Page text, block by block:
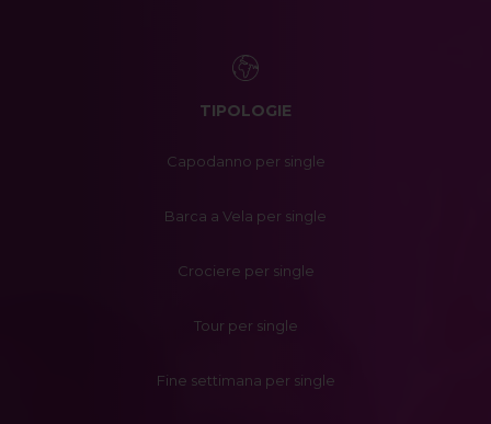
TIPOLOGIE
Capodanno per single
Barca a Vela per single
Crociere per single
Tour per single
Fine settimana per single